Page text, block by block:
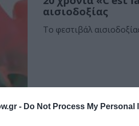
- Do Not Process My Personal
αισιοδοξίας
Το φεστιβάλ